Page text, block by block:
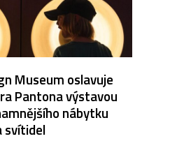
Museum oslavuje
Pantona výstavou
nábytku
svítidel